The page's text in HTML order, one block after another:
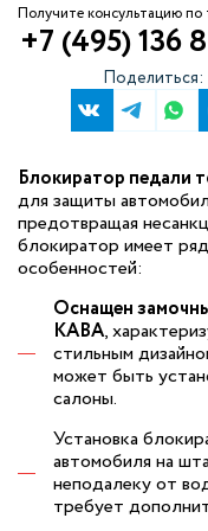
Получите консультацию по
+7 (495) 136
Поделиться:
Блокиратор педали
для защиты
предотвращая
блокиратор имеет
особенностей:
Оснащен
КАВА,
стильным
может быть
салоны.
Установка
автомобиля на
неподалеку от
требует